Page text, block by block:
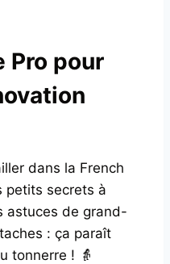
Pro pour
dans la French
petits secrets à
astuces de grand-
: ça paraît
tonnerre ! 👵